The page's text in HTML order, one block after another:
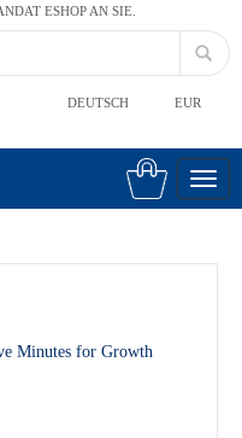
ESHOP AN SIE.
DEUTSCH EUR
Minutes for Growth